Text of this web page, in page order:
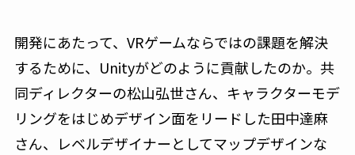
開発にあたって、VRゲームならではの課題を解決
するために、Unityがどのように貢献したのか。共
同ディレクターの松山弘世さん、キャラクターモデ
リングをはじめデザイン面をリードした田中達麻
さん、レベルデザイナーとしてマップデザインな